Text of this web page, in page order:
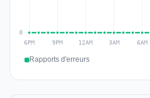
Rapports d'erreurs